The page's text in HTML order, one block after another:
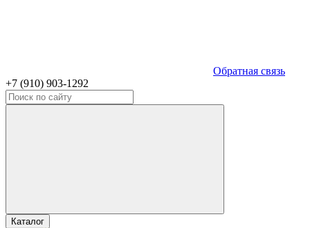
Обратная связь
+7 (910) 903-1292
Каталог